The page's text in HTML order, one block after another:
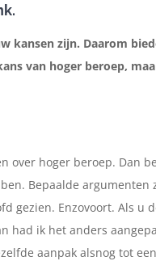
kansen zijn. Daarom
van hoger beroep,
over hoger beroep. Dan
Bepaalde argumenten
gezien. Enzovoort. Als u
had ik het anders
aanpak alsnog tot